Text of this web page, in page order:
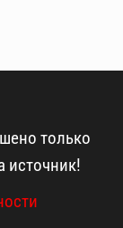
только
источник!